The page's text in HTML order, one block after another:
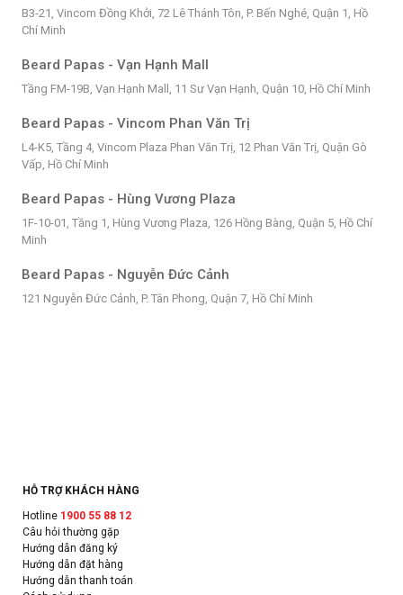
B3-21, Vincom Đồng Khởi, 72 Lê Thánh Tôn, P. Bến Nghé, Quận 1, Hồ
Chí Minh
Beard Papas - Vạn Hạnh Mall
Tầng FM-19B, Vạn Hạnh Mall, 11 Sư Vạn Hạnh, Quận 10, Hồ Chí Minh
Beard Papas - Vincom Phan Văn Trị
L4-K5, Tầng 4, Vincom Plaza Phan Văn Trị, 12 Phan Văn Trị, Quận Gò
Vấp, Hồ Chí Minh
Beard Papas - Hùng Vương Plaza
1F-10-01, Tầng 1, Hùng Vương Plaza, 126 Hồng Bàng, Quận 5, Hồ Chí
Minh
Beard Papas - Nguyễn Đức Cảnh
121 Nguyễn Đức Cảnh, P. Tân Phong, Quận 7, Hồ Chí Minh
HỖ TRỢ KHÁCH HÀNG
Hotline 1900 55 88 12
Câu hỏi thường gặp
Hướng dẫn đăng ký
Hướng dẫn đặt hàng
Hướng dẫn thanh toán